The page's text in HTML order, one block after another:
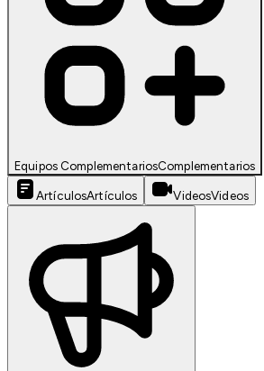
Equipos ComplementariosComplementarios
ArtículosArtículos VideosVideos